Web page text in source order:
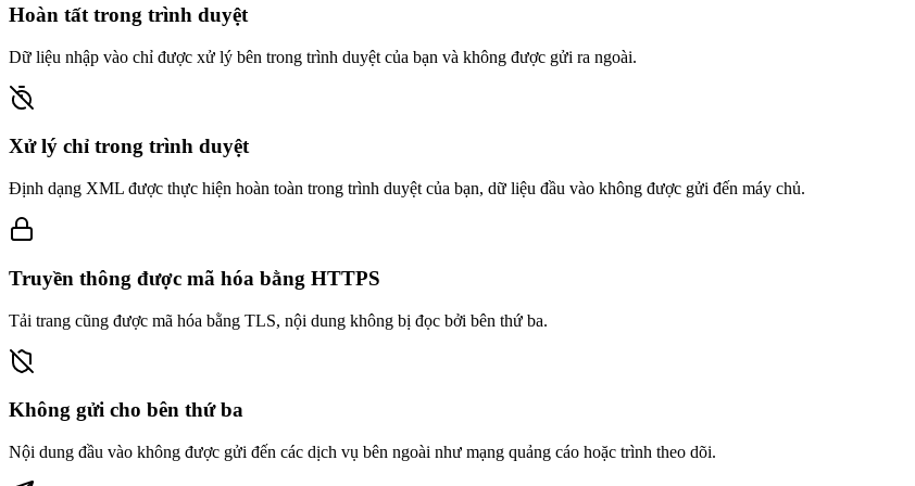
Hoàn tất trong trình duyệt
Dữ liệu nhập vào chỉ được xử lý bên trong trình duyệt của bạn và không được gửi ra ngoài.
Xử lý chỉ trong trình duyệt
Định dạng XML được thực hiện hoàn toàn trong trình duyệt của bạn, dữ liệu đầu vào không được gửi đến máy chủ.
Truyền thông được mã hóa bằng HTTPS
Tải trang cũng được mã hóa bằng TLS, nội dung không bị đọc bởi bên thứ ba.
Không gửi cho bên thứ ba
Nội dung đầu vào không được gửi đến các dịch vụ bên ngoài như mạng quảng cáo hoặc trình theo dõi.